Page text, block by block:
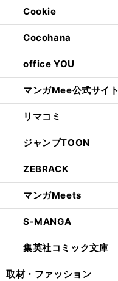
Cookie
Cocohana
office YOU
マンガMee公式サイト
リマコミ
ジャンプTOON
ZEBRACK
マンガMeets
S-MANGA
集英社コミック文庫
取材・ファッション